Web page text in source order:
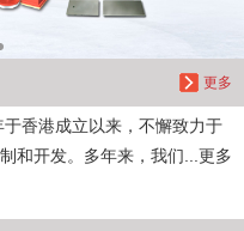
更多
香港成立以来，不懈致力于
和开发。多年来，我们...更多